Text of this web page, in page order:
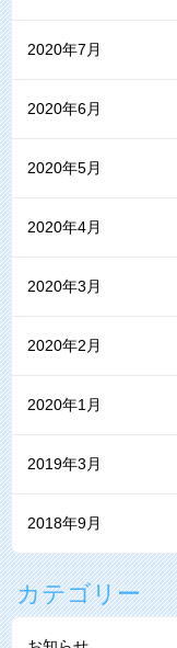
2020年7月
2020年6月
2020年5月
2020年4月
2020年3月
2020年2月
2020年1月
2019年3月
2018年9月
カテゴリー